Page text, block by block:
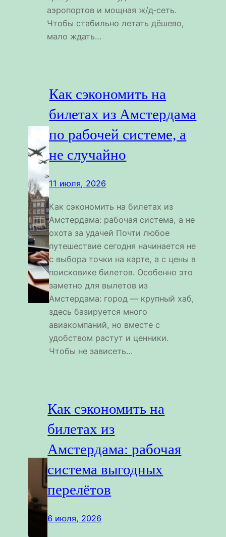
аэропортов и мощная ж/д‑сеть.
Чтобы стабильно летать дёшево,
мало ждать…
Как сэкономить на
билетах из Амстердама
по рабочей системе, а
не случайно
11 июля, 2026
Как сэкономить на билетах из
Амстердама: рабочая система, а не
охота за удачей Почти любое
путешествие сегодня начинается не
с выбора точки на карте, а с цены в
поисковике билетов. Особенно это
заметно для вылетов из
Амстердама: город — крупный хаб,
здесь базируется много
авиакомпаний, но вместе с
удобством растут и ценники.
Чтобы не зависеть…
Как сэкономить на
билетах из
Амстердама: рабочая
система выгодных
перелётов
6 июля, 2026